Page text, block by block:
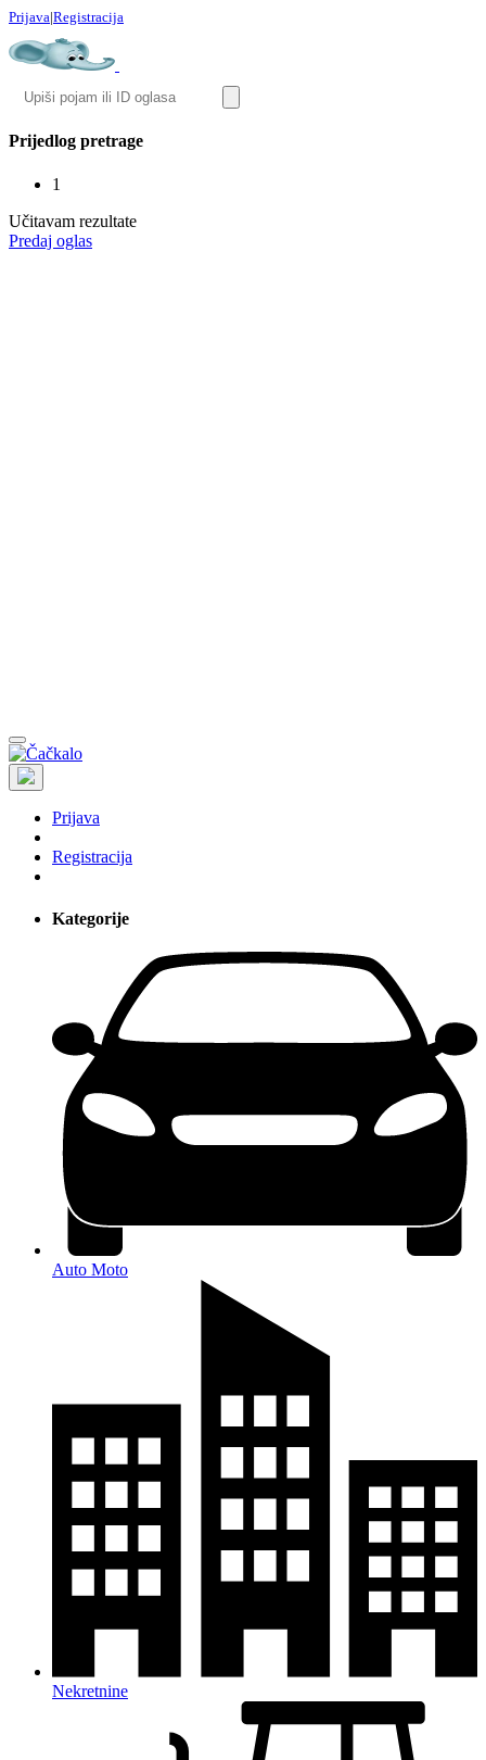
Prijava|Registracija
Prijedlog pretrage
1
Učitavam rezultate
Predaj oglas
Prijava
Registracija
Kategorije
Auto Moto
Nekretnine